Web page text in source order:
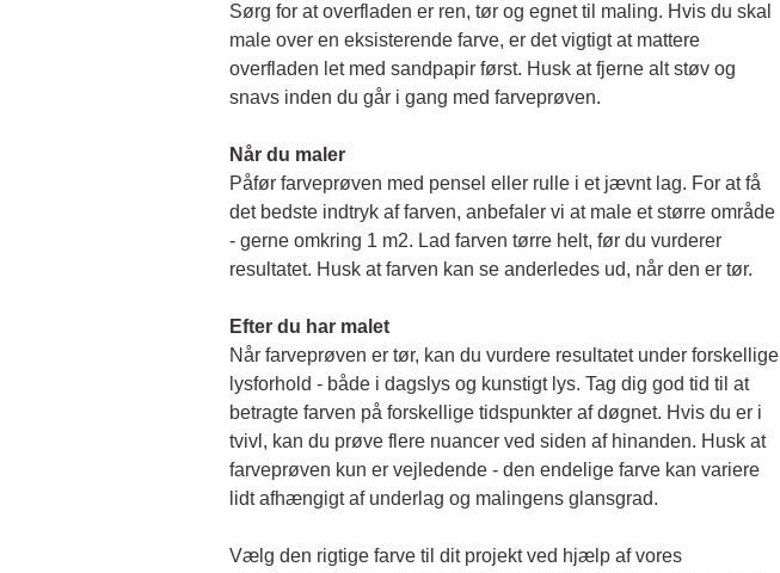
Sørg for at overfladen er ren, tør og egnet til maling. Hvis du skal
male over en eksisterende farve, er det vigtigt at mattere
overfladen let med sandpapir først. Husk at fjerne alt støv og
snavs inden du går i gang med farveprøven.
Når du maler
Påfør farveprøven med pensel eller rulle i et jævnt lag. For at få
det bedste indtryk af farven, anbefaler vi at male et større område
- gerne omkring 1 m2. Lad farven tørre helt, før du vurderer
resultatet. Husk at farven kan se anderledes ud, når den er tør.
Efter du har malet
Når farveprøven er tør, kan du vurdere resultatet under forskellige
lysforhold - både i dagslys og kunstigt lys. Tag dig god tid til at
betragte farven på forskellige tidspunkter af døgnet. Hvis du er i
tvivl, kan du prøve flere nuancer ved siden af hinanden. Husk at
farveprøven kun er vejledende - den endelige farve kan variere
lidt afhængigt af underlag og malingens glansgrad.
Vælg den rigtige farve til dit projekt ved hjælp af vores